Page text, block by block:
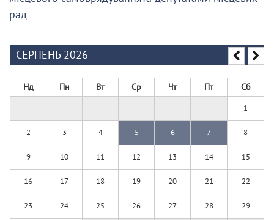
рад
СЕРПЕНЬ 2026
Нд Пн Вт Ср Чт Пт Сб
1
2 3 4 5 6 7 8
9 10 11 12 13 14 15
16 17 18 19 20 21 22
23 24 25 26 27 28 29